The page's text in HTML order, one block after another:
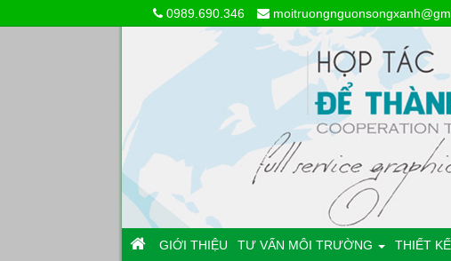
0989.690.346
GIỚI THIỆU TƯ VẤN MÔI TRƯỜNG THIẾT